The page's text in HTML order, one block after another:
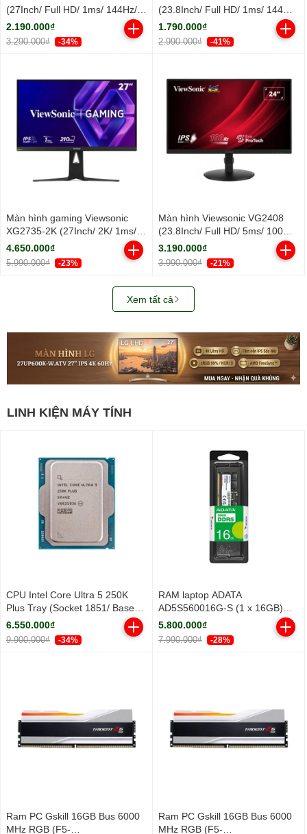
(27Inch/ Full HD/ 1ms/ 144Hz/
300cd/m2/ IPS)
2.190.000₫
3.290.000₫ -34%
(23.8Inch/ Full HD/ 1ms/ 144Hz/
300cd/m2/ IPS)
1.790.000₫
2.990.000₫ -41%
Màn hình gaming Viewsonic
XG2735-2K (27Inch/ 2K/ 1ms/
210Hz/ 400cd/m2/ IPS)
4.650.000₫
5.990.000₫ -23%
Màn hình Viewsonic VG2408
(23.8Inch/ Full HD/ 5ms/ 100HZ/
250cd/m2/ LED/ Tích hợp Loa)
3.190.000₫
3.990.000₫ -21%
Xem tất cả
LINH KIỆN MÁY TÍNH
CPU Intel Core Ultra 5 250K
Plus Tray (Socket 1851/ Base
3.3Ghz/ Turbo 5.3GHz/ 18
Cores/ 18 Threads/ Cache
30MB)
6.550.000₫
9.900.000₫ -34%
RAM laptop ADATA
AD5S560016G-S (1 x 16GB)
DDR5 5600MHz
5.800.000₫
7.990.000₫ -28%
Ram PC Gskill 16GB Bus 6000
MHz RGB (F5-
Ram PC Gskill 16GB Bus 6000
MHz RGB (F5-